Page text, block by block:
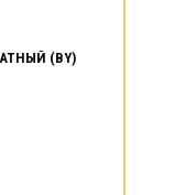
(BY)